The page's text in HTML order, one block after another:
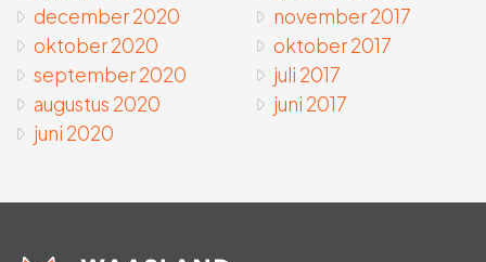
december 2020
oktober 2020
september 2020
augustus 2020
juni 2020
november 2017
oktober 2017
juli 2017
juni 2017